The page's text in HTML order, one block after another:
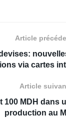
Article
via cartes
Article
100 MDH dans
production au